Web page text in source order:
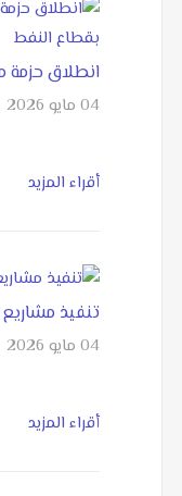
انطلاق حزمة
04 مايو 2026
أقراء المزيد
تنفيذ
04 مايو 2026
أقراء المزيد